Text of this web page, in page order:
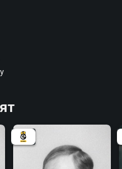
о настоящем и
Инстаграма,
и шоу-бизнеса, а также